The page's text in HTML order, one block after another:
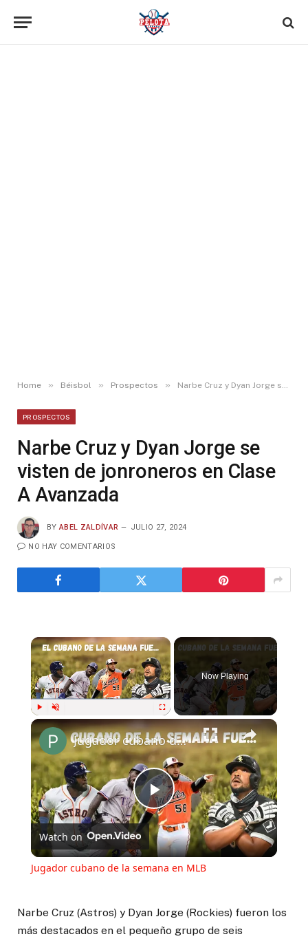
Home » Béisbol » Prospectos » Narbe Cruz y Dyan Jorge se visten de jonroneros en Clase A Avanzada
PROSPECTOS
Narbe Cruz y Dyan Jorge se
visten de jonroneros en Clase
A Avanzada
BY ABEL ZALDÍVAR JULIO 27, 2024
NO HAY COMENTARIOS
Play
Now Playing
Play
Video
Jugador cubano de la semana en MLB
Watch on
Jugador cubano de la semana en MLB
Narbe Cruz (Astros) y Dyan Jorge (Rockies) fueron los
más destacados en el pequeño grupo de seis